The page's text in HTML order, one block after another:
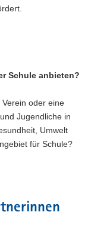
Schule anbieten?
oder eine
Jugendliche in
Umwelt
für Schule?